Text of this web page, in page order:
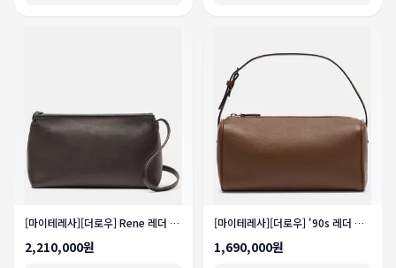
[마이테레사][더로우] Rene 레더 숄더 백
2,210,000원
[마이테레사][더로우] '90s 레더 탑 핸들 백
1,690,000원